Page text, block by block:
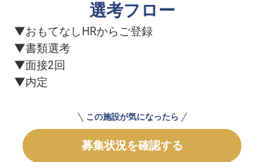
選考フロー
▼おもてなしHRからご登録
▼書類選考
▼面接2回
▼内定
この施設が気になったら
募集状況を確認する